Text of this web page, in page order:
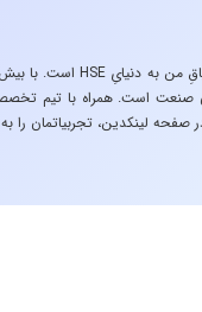
است. همراه با تیم
صفحه لینکدین، تجربیاتمان